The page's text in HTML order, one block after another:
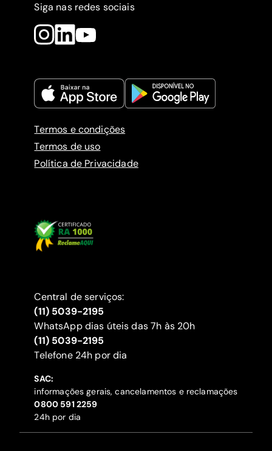
Siga nas redes sociais
Termos e condições
Termos de uso
Política de Privacidade
Central de serviços:
(11) 5039-2195
WhatsApp dias úteis das 7h às 20h
(11) 5039-2195
‍Telefone 24h por dia
SAC:
informações gerais, cancelamentos e reclamações
‍0800 591 2259
24h por dia